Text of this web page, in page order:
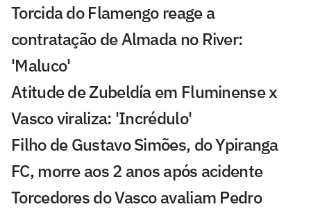
Torcida do Flamengo reage a
contratação de Almada no River:
'Maluco'
Atitude de Zubeldía em Fluminense x
Vasco viraliza: 'Incrédulo'
Filho de Gustavo Simões, do Ypiranga
FC, morre aos 2 anos após acidente
Torcedores do Vasco avaliam Pedro